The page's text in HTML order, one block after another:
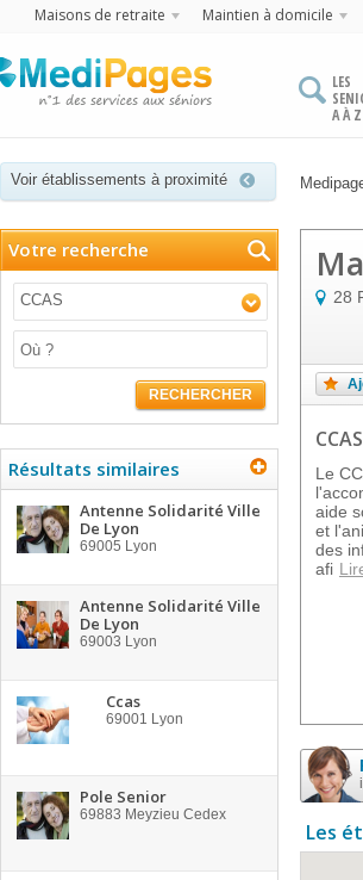
Maisons de retraite Maintien à domicile
LES
A À Z
Voir établissements à proximité
Votre recherche
CCAS
RECHERCHER
Résultats similaires
Antenne Solidarité Ville
De Lyon
69005 Lyon
Antenne Solidarité Ville
De Lyon
69003 Lyon
Ccas
69001 Lyon
Pole Senior
69883 Meyzieu Cedex
28
CCAS
Le
aide
et
des
afi
Les